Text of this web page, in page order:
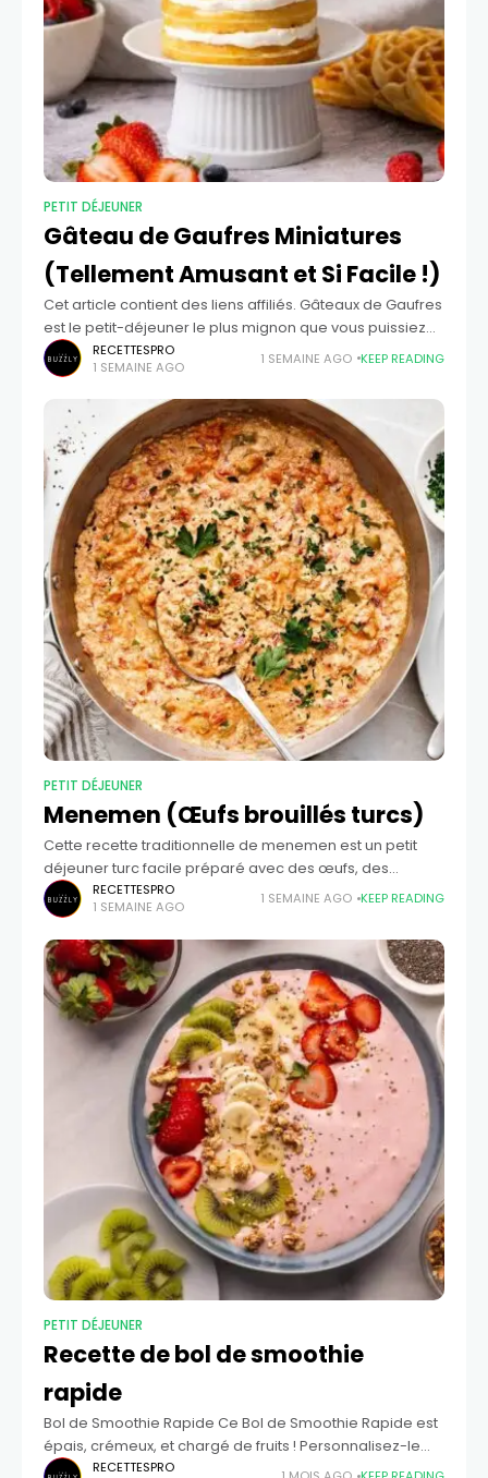
PETIT DÉJEUNER
Gâteau de Gaufres Miniatures
(Tellement Amusant et Si Facile !)
Cet article contient des liens affiliés. Gâteaux de Gaufres
est le petit-déjeuner le plus mignon que vous puissiez
empiler, et c'est une idée de petit-déjeuner
d'anniversaire si facile. Nous superposons
RECETTESPRO
1 SEMAINE AGO
1 SEMAINE AGO KEEP READING
PETIT DÉJEUNER
Menemen (Œufs brouillés turcs)
Cette recette traditionnelle de menemen est un petit
déjeuner turc facile préparé avec des œufs, des
tomates mûres, des poivrons verts et des épices. C'est
un plat simple, préparé dans
RECETTESPRO
1 SEMAINE AGO
1 SEMAINE AGO KEEP READING
PETIT DÉJEUNER
Recette de bol de smoothie
rapide
Bol de Smoothie Rapide Ce Bol de Smoothie Rapide est
épais, crémeux, et chargé de fruits ! Personnalisez-le
avec vos garnitures préférées pour un petit-déjeuner
RECETTESPRO